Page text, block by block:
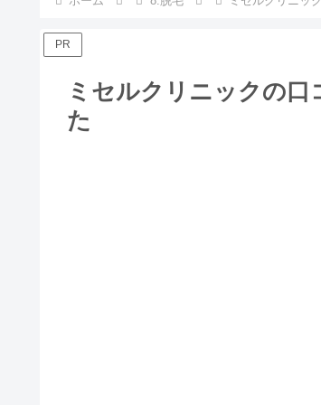
PR
ミセルクリニックの
た